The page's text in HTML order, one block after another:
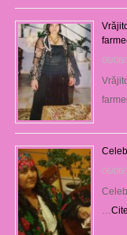
06/08/
06/08/